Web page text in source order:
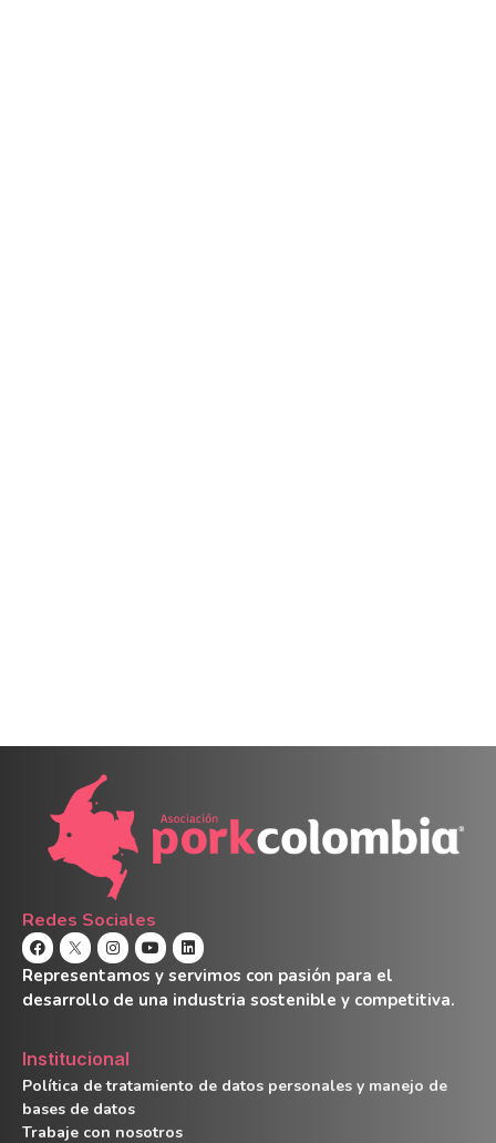
Redes Sociales
Representamos y servimos con pasión para el
desarrollo de una industria sostenible y competitiva.
Institucional
Política de tratamiento de datos personales y manejo de
bases de datos
Trabaje con nosotros